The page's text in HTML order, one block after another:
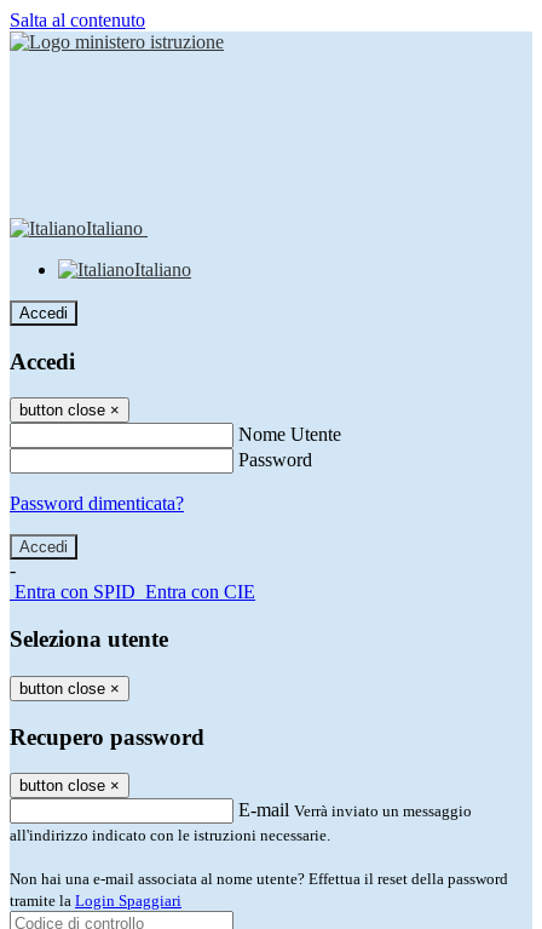
Salta al contenuto
Italiano
Italiano
Accedi
Accedi
button close ×
Nome Utente
Password
Password dimenticata?
-
Entra con SPID Entra con CIE
Seleziona utente
button close ×
Recupero password
button close ×
E-mail Verrà inviato un messaggio
all'indirizzo indicato con le istruzioni necessarie.
Non hai una e-mail associata al nome utente? Effettua il reset della password
tramite la Login Spaggiari